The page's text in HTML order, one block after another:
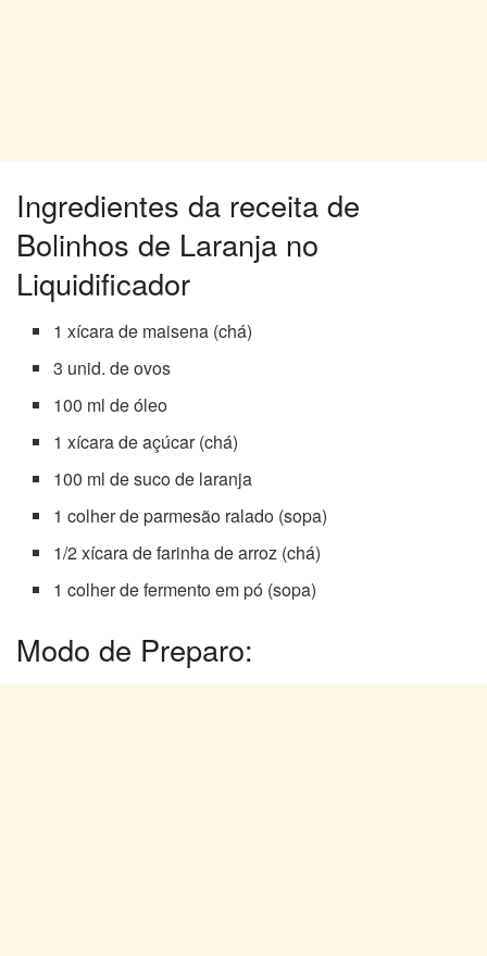
Ingredientes da receita de
Bolinhos de Laranja no
Liquidificador
1 xícara de maisena (chá)
3 unid. de ovos
100 ml de óleo
1 xícara de açúcar (chá)
100 ml de suco de laranja
1 colher de parmesão ralado (sopa)
1/2 xícara de farinha de arroz (chá)
1 colher de fermento em pó (sopa)
Modo de Preparo: